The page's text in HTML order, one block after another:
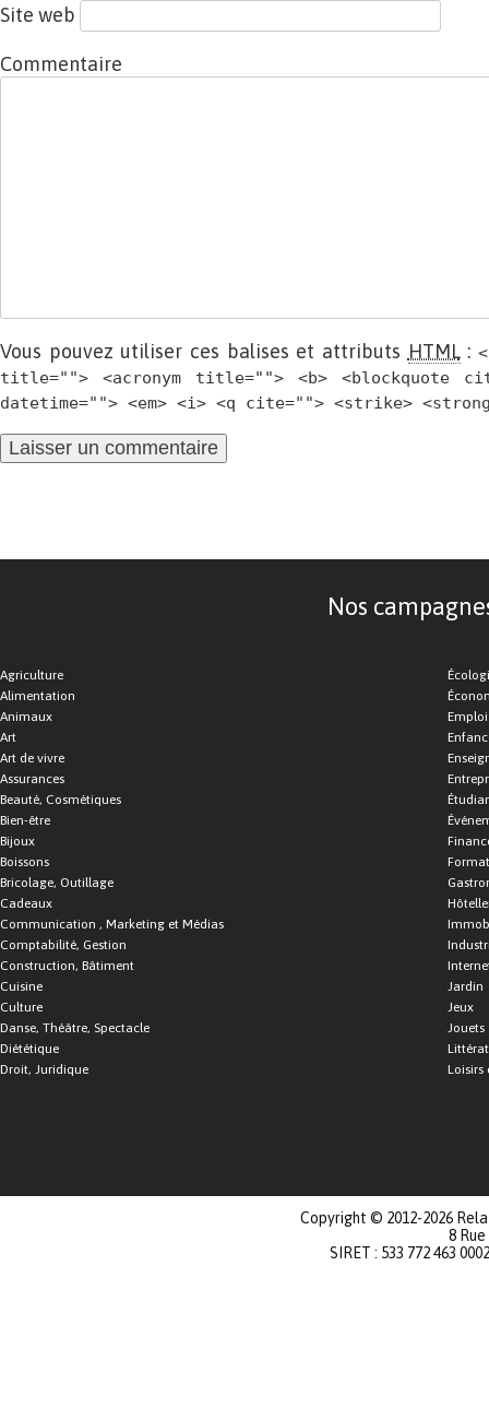
Site web
Commentaire
Vous pouvez utiliser ces balises et attributs HTML:
title=""> <acronym title=""> <b> <blockquote
datetime=""> <em> <i> <q cite=""> <strike>
Nos
Agriculture
Alimentation
Animaux
Art
Art de vivre
Assurances
Beauté, Cosmétiques
Bien-être
Bijoux
Boissons
Bricolage, Outillage
Cadeaux
Communication , Marketing et Médias
Comptabilité, Gestion
Construction, Bâtiment
Cuisine
Culture
Danse, Théâtre, Spectacle
Diététique
Droit, Juridique
Emploi
Jardin
Jeux
Jouets
Loisirs
Copyright © 2012-2026
8
SIRET : 533 772 463